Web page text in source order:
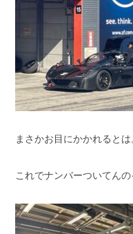
まさかお目にかかれるとは
これでナンバーついてん